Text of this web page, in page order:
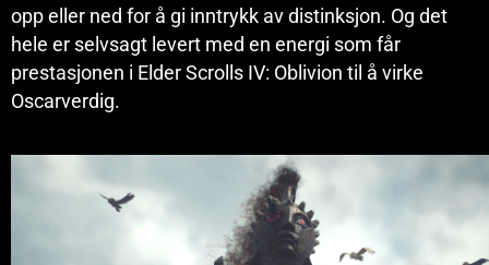
opp eller ned for å gi inntrykk av distinksjon. Og det
hele er selvsagt levert med en energi som får
prestasjonen i Elder Scrolls IV: Oblivion til å virke
Oscarverdig.